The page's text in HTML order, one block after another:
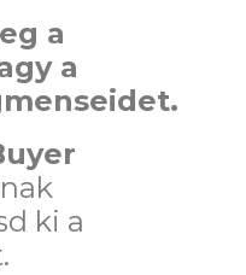
a
a
ki a